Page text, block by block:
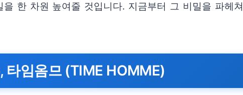
을 한 차원 높여줄 것입니다. 지금부터 그 비밀을 파헤
타임옴므 (TIME HOMME)